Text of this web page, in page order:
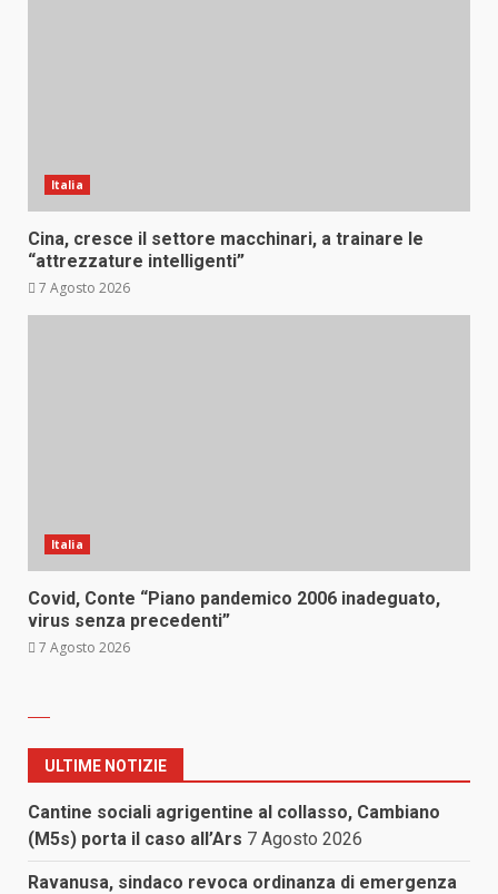
Italia
Cina, cresce il settore macchinari, a trainare le
“attrezzature intelligenti”
7 Agosto 2026
Italia
Covid, Conte “Piano pandemico 2006 inadeguato,
virus senza precedenti”
7 Agosto 2026
ULTIME NOTIZIE
Cantine sociali agrigentine al collasso, Cambiano
(M5s) porta il caso all’Ars 7 Agosto 2026
Ravanusa, sindaco revoca ordinanza di emergenza